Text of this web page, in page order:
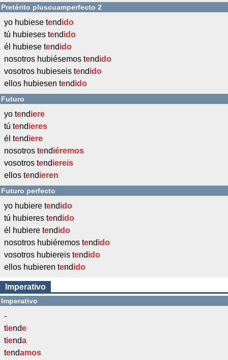
Pretérito pluscuamperfecto 2
yo hubiese tendido
tú hubieses tendido
él hubiese tendido
nosotros hubiésemos tendido
vosotros hubieseis tendido
ellos hubiesen tendido
Futuro
yo tendiere
tú tendieres
él tendiere
nosotros tendiéremos
vosotros tendiereis
ellos tendieren
Futuro perfecto
yo hubiere tendido
tú hubieres tendido
él hubiere tendido
nosotros hubiéremos tendido
vosotros hubiereis tendido
ellos hubieren tendido
Imperativo
Imperativo
-
tiende
tienda
tendamos